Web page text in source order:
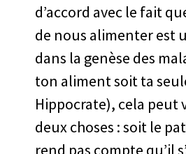
d’accord avec le fait
de nous alimenter est
dans la genèse des
ton aliment soit ta
Hippocrate), cela peut
deux choses : soit le
rend pas compte qu’il